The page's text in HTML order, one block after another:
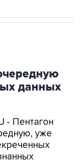
данных
- Пентагон
уже